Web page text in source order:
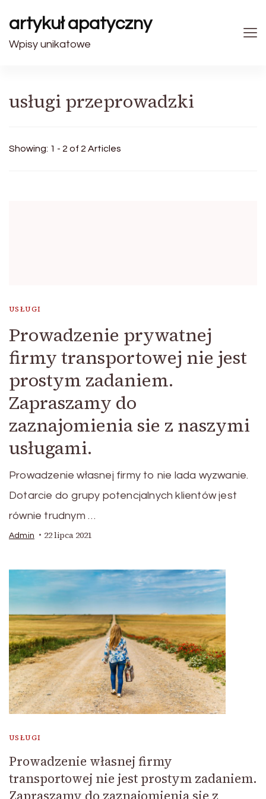
artykuł apatyczny
Wpisy unikatowe
usługi przeprowadzki
Showing: 1 - 2 of 2 Articles
USŁUGI
Prowadzenie prywatnej
firmy transportowej nie jest
prostym zadaniem.
Zapraszamy do
zaznajomienia sie z naszymi
usługami.
Prowadzenie własnej firmy to nie lada wyzwanie.
Dotarcie do grupy potencjalnych klientów jest
równie trudnym …
Admin 22 lipca 2021
USŁUGI
Prowadzenie własnej firmy
transportowej nie jest prostym zadaniem.